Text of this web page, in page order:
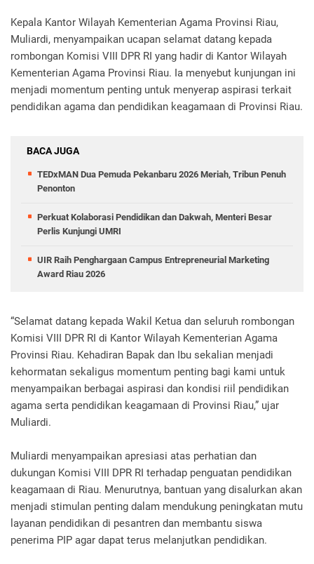
Kepala Kantor Wilayah Kementerian Agama Provinsi Riau,
Muliardi, menyampaikan ucapan selamat datang kepada
rombongan Komisi VIII DPR RI yang hadir di Kantor Wilayah
Kementerian Agama Provinsi Riau. Ia menyebut kunjungan ini
menjadi momentum penting untuk menyerap aspirasi terkait
pendidikan agama dan pendidikan keagamaan di Provinsi Riau.
BACA JUGA
TEDxMAN Dua Pemuda Pekanbaru 2026 Meriah, Tribun Penuh
Penonton
Perkuat Kolaborasi Pendidikan dan Dakwah, Menteri Besar
Perlis Kunjungi UMRI
UIR Raih Penghargaan Campus Entrepreneurial Marketing
Award Riau 2026
“Selamat datang kepada Wakil Ketua dan seluruh rombongan
Komisi VIII DPR RI di Kantor Wilayah Kementerian Agama
Provinsi Riau. Kehadiran Bapak dan Ibu sekalian menjadi
kehormatan sekaligus momentum penting bagi kami untuk
menyampaikan berbagai aspirasi dan kondisi riil pendidikan
agama serta pendidikan keagamaan di Provinsi Riau,” ujar
Muliardi.
Muliardi menyampaikan apresiasi atas perhatian dan
dukungan Komisi VIII DPR RI terhadap penguatan pendidikan
keagamaan di Riau. Menurutnya, bantuan yang disalurkan akan
menjadi stimulan penting dalam mendukung peningkatan mutu
layanan pendidikan di pesantren dan membantu siswa
penerima PIP agar dapat terus melanjutkan pendidikan.